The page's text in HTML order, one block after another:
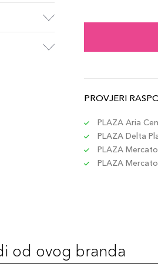
206
208
Šifra artikla
45
Šifra artikla
154
PROVJERI
PLAZA Aria
PLAZA Delta
PLAZA
PLAZA
od ovog branda